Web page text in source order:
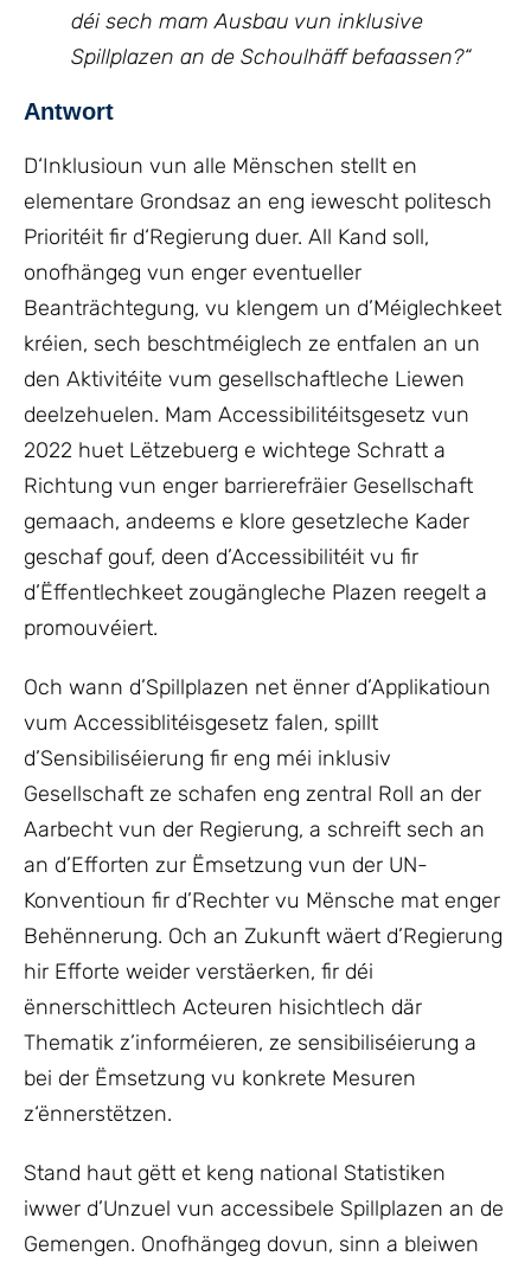
déi sech mam Ausbau vun inklusive
Spillplazen an de Schoulhäff befaassen?“
Antwort
D‘Inklusioun vun alle Mënschen stellt en
elementare Grondsaz an eng iewescht politesch
Prioritéit fir d‘Regierung duer. All Kand soll,
onofhängeg vun enger eventueller
Beanträchtegung, vu klengem un d’Méiglechkeet
kréien, sech beschtméiglech ze entfalen an un
den Aktivitéite vum gesellschaftleche Liewen
deelzehuelen. Mam Accessibilitéitsgesetz vun
2022 huet Lëtzebuerg e wichtege Schratt a
Richtung vun enger barrierefräier Gesellschaft
gemaach, andeems e klore gesetzleche Kader
geschaf gouf, deen d’Accessibilitéit vu fir
d’Ëffentlechkeet zougängleche Plazen reegelt a
promouvéiert.
Och wann d’Spillplazen net ënner d’Applikatioun
vum Accessiblitéisgesetz falen, spillt
d’Sensibiliséierung fir eng méi inklusiv
Gesellschaft ze schafen eng zentral Roll an der
Aarbecht vun der Regierung, a schreift sech an
an d’Efforten zur Ëmsetzung vun der UN-
Konventioun fir d’Rechter vu Mënsche mat enger
Behënnerung. Och an Zukunft wäert d’Regierung
hir Efforte weider verstäerken, fir déi
ënnerschittlech Acteuren hisichtlech där
Thematik z’informéieren, ze sensibiliséierung a
bei der Ëmsetzung vu konkrete Mesuren
z‘ënnerstëtzen.
Stand haut gëtt et keng national Statistiken
iwwer d’Unzuel vun accessibele Spillplazen an de
Gemengen. Onofhängeg dovun, sinn a bleiwen